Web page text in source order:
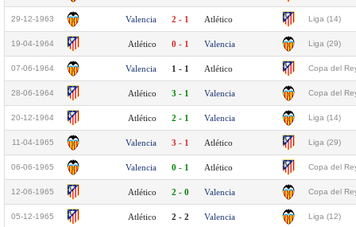
29-12-1963 Valencia 2 - 1 Atlético Liga (14)
19-04-1964 Atlético 0 - 1 Valencia Liga (29)
07-06-1964 Valencia 1 - 1 Atlético Copa del
28-06-1964 Atlético 3 - 1 Valencia Copa del
20-12-1964 Atlético 2 - 1 Valencia Liga (14)
11-04-1965 Valencia 3 - 1 Atlético Liga (29)
06-06-1965 Valencia 0 - 1 Atlético Copa del
12-06-1965 Atlético 2 - 0 Valencia Copa del
05-12-1965 Atlético 2 - 2 Valencia Liga (12)